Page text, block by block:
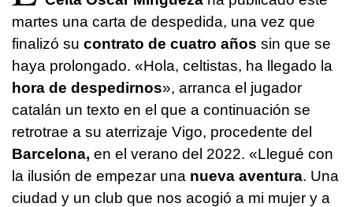
martes una carta de despedida, una vez que
finalizó su contrato de cuatro años sin que se
haya prolongado. «Hola, celtistas, ha llegado la
hora de despedirnos», arranca el jugador
catalán un texto en el que a continuación se
retrotrae a su aterrizaje Vigo, procedente del
Barcelona, en el verano del 2022. «Llegué con
la ilusión de empezar una nueva aventura. Una
ciudad y un club que nos acogió a mi mujer y a